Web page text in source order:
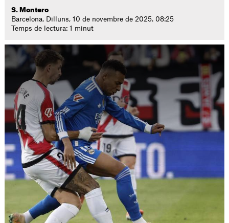
S. Montero
Barcelona. Dilluns, 10 de novembre de 2025. 08:25
Temps de lectura: 1 minut